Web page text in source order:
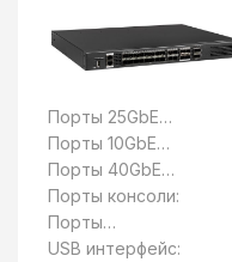
Порты 25GbE
SFP28:
Порты 10GbE
SFP+:
Порты 40GbE
QSFP+:
Порты консоли:
Порты
управления
USB интерфейс: